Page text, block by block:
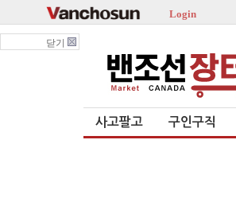
Login
닫기
사고팔고 구인구직